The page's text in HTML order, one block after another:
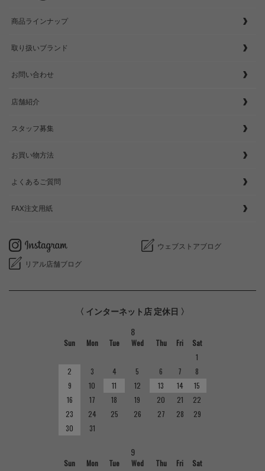
商品ラインナップ
取り扱いブランド
お問い合わせ
店舗紹介
スタッフ募集
お買い物方法
よくあるご質問
FAX注文用紙
ウェブストアブログ
リアル店舗ブログ
〈 インターネット店 定休日 〉
8
Sun Mon Tue Wed Thu Fri
Sat
1
2
3 4 5 6 7
8
9
10 11 12 13 14
15
16
17 18 19 20 21
22
23
24 25 26 27 28
29
30
31
9
Sun Mon Tue Wed Thu Fri Sat